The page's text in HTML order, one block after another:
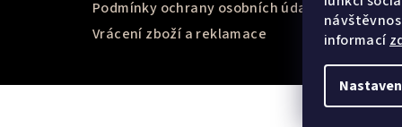
informací
Podmínky ochrany osobních údajů
Vrácení zboží a reklamace